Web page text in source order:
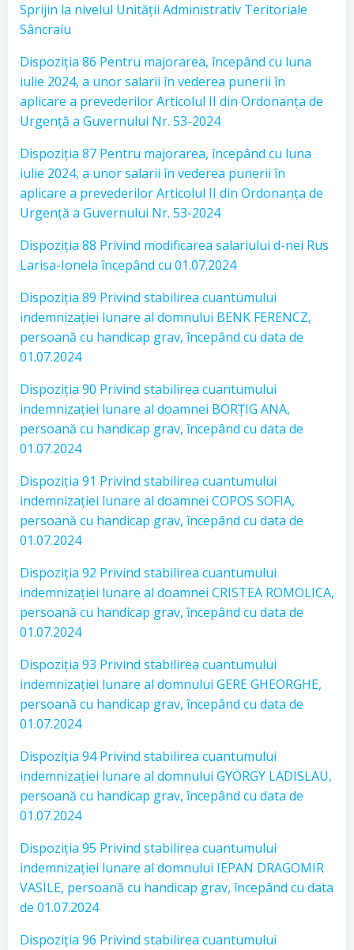
Sprijin la nivelul Unității Administrativ Teritoriale
Sâncraiu
Dispoziția 86 Pentru majorarea, începând cu luna
iulie 2024, a unor salarii în vederea punerii în
aplicare a prevederilor Articolul II din Ordonanța de
Urgență a Guvernului Nr. 53-2024
Dispoziția 87 Pentru majorarea, începând cu luna
iulie 2024, a unor salarii în vederea punerii în
aplicare a prevederilor Articolul II din Ordonanța de
Urgență a Guvernului Nr. 53-2024
Dispoziția 88 Privind modificarea salariului d-nei Rus
Larisa-Ionela începând cu 01.07.2024
Dispoziția 89 Privind stabilirea cuantumului
indemnizației lunare al domnului BENK FERENCZ,
persoană cu handicap grav, începând cu data de
01.07.2024
Dispoziția 90 Privind stabilirea cuantumului
indemnizației lunare al doamnei BORȚIG ANA,
persoană cu handicap grav, începând cu data de
01.07.2024
Dispoziția 91 Privind stabilirea cuantumului
indemnizației lunare al doamnei COPOS SOFIA,
persoană cu handicap grav, începând cu data de
01.07.2024
Dispoziția 92 Privind stabilirea cuantumului
indemnizației lunare al doamnei CRISTEA ROMOLICA,
persoană cu handicap grav, începând cu data de
01.07.2024
Dispoziția 93 Privind stabilirea cuantumului
indemnizației lunare al domnului GERE GHEORGHE,
persoană cu handicap grav, începând cu data de
01.07.2024
Dispoziția 94 Privind stabilirea cuantumului
indemnizației lunare al domnului GYÖRGY LADISLAU,
persoană cu handicap grav, începând cu data de
01.07.2024
Dispoziția 95 Privind stabilirea cuantumului
indemnizației lunare al domnului IEPAN DRAGOMIR
VASILE, persoană cu handicap grav, începând cu data
de 01.07.2024
Dispoziția 96 Privind stabilirea cuantumului